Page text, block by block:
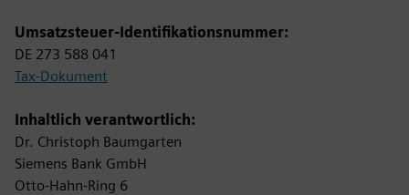
Umsatzsteuer-Identifikationsnummer:
DE 273 588 041
Tax-Dokument
Inhaltlich verantwortlich:
Dr. Christoph Baumgarten
Siemens Bank GmbH
Otto-Hahn-Ring 6